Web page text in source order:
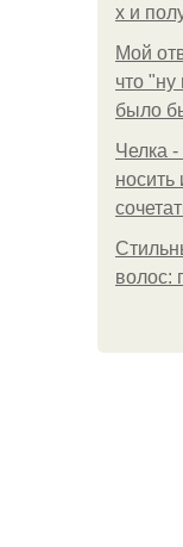
х и
Мой
что
было
Челка -
носить
волос: